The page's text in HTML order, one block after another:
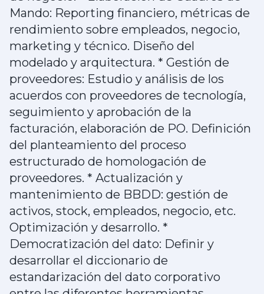
Mando: Reporting financiero, métricas de
rendimiento sobre empleados, negocio,
marketing y técnico. Diseño del
modelado y arquitectura. * Gestión de
proveedores: Estudio y análisis de los
acuerdos con proveedores de tecnología,
seguimiento y aprobación de la
facturación, elaboración de PO. Definición
del planteamiento del proceso
estructurado de homologación de
proveedores. * Actualización y
mantenimiento de BBDD: gestión de
activos, stock, empleados, negocio, etc.
Optimización y desarrollo. *
Democratización del dato: Definir y
desarrollar el diccionario de
estandarización del dato corporativo